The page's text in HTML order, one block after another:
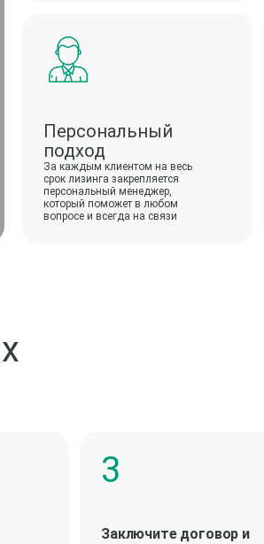
Персональный
подход
За каждым клиентом на весь
срок лизинга закрепляется
персональный менеджер,
который поможет в любом
вопросе и всегда на связи
Заключите договор и